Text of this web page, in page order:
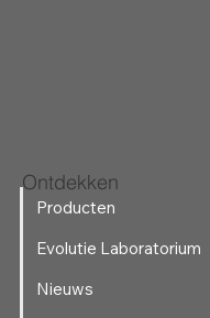
Ontdekken
Producten
Evolutie Laboratorium
Nieuws